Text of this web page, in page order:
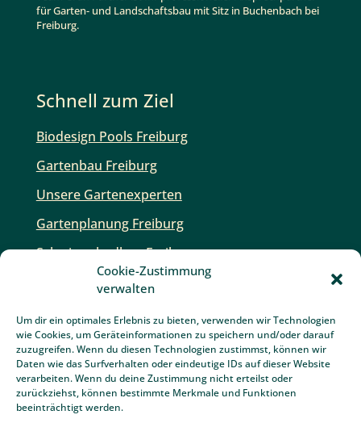
Cookie-Zustimmung
verwalten
Um dir ein optimales Erlebnis zu bieten, verwenden wir Technologien
wie Cookies, um Geräteinformationen zu speichern und/oder darauf
zuzugreifen. Wenn du diesen Technologien zustimmst, können wir
Daten wie das Surfverhalten oder eindeutige IDs auf dieser Website
verarbeiten. Wenn du deine Zustimmung nicht erteilst oder
zurückziehst, können bestimmte Merkmale und Funktionen
beeinträchtigt werden.
Team Grün Furtner
Team Grün Furtner ist Ihr professioneller Ansprechpartner
für Garten- und Landschaftsbau mit Sitz in Buchenbach bei
Freiburg.
Schnell zum Ziel
Biodesign Pools Freiburg
Gartenbau Freiburg
Unsere Gartenexperten
Gartenplanung Freiburg